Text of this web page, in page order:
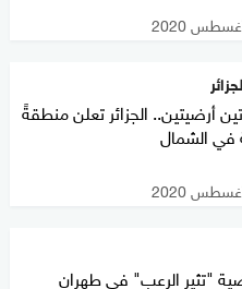
أرضيتين.. الجزائر تعلن منطقةً
في الشمال
"تثير الرعب" في طهران